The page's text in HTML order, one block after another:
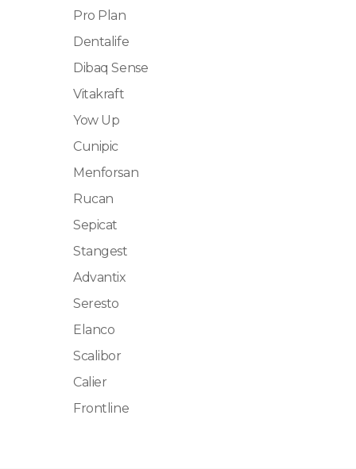
Pro Plan
Dentalife
Dibaq Sense
Vitakraft
Yow Up
Cunipic
Menforsan
Rucan
Sepicat
Stangest
Advantix
Seresto
Elanco
Scalibor
Calier
Frontline